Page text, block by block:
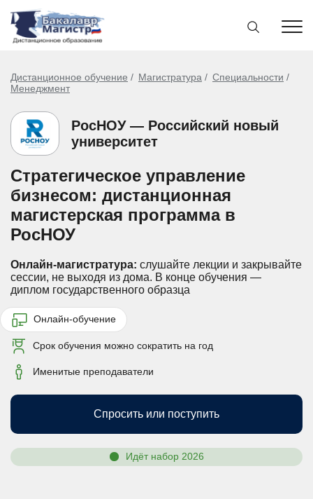
Дистанционное обучение Магистратура
Специальности
Менеджмент
РосНОУ — Российский новый
университет
Стратегическое управление
бизнесом: дистанционная
магистерская программа в
РосНОУ
Онлайн-магистратура: слушайте лекции и закрывайте
сессии, не выходя из дома. В конце обучения —
диплом государственного образца
Онлайн-обучение
Срок обучения можно сократить на год
Именитые преподаватели
Спросить или поступить
Идёт набор 2026